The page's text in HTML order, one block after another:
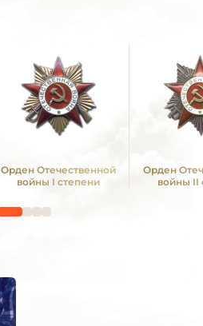
Орден Отечественной
войны I степени
Орден
войны II